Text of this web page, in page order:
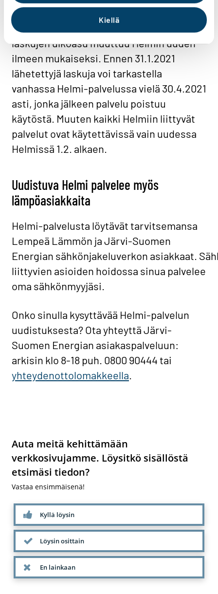
Kiellä
on 1.2.2021 jälkeen, tulevat näkyviin
uudessa Helmi-palvelussa. Samalla
laskujen ulkoasu muuttuu Helmin uuden
ilmeen mukaiseksi. Ennen 31.1.2021
lähetettyjä laskuja voi tarkastella
vanhassa Helmi-palvelussa vielä 30.4.2021
asti, jonka jälkeen palvelu poistuu
käytöstä. Muuten kaikki Helmiin liittyvät
palvelut ovat käytettävissä vain uudessa
Helmissä 1.2. alkaen.
Uudistuva Helmi palvelee myös
lämpöasiakkaita
Helmi-palvelusta löytävät tarvitsemansa
Lempeä Lämmön ja Järvi-Suomen
Energian sähkönjakeluverkon asiakkaat.
liittyvien asioiden hoidossa sinua palvelee
oma sähkönmyyjäsi.
Onko sinulla kysyttävää Helmi-palvelun
uudistuksesta? Ota yhteyttä Järvi-
Suomen Energian asiakaspalveluun:
arkisin klo 8-18 puh. 0800 90444 tai
yhteydenottolomakkeella
Auta meitä kehittämään
verkkosivujamme. Löysitkö sisällöstä
etsimäsi tiedon?
Vastaa ensimmäisenä!
Kyllä löysin
Löysin osittain
En lainkaan